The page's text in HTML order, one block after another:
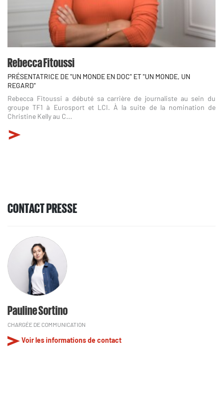
Rebecca Fitoussi
PRÉSENTATRICE DE "UN MONDE EN DOC" ET "UN MONDE, UN
REGARD"
Rebecca Fitoussi a débuté sa carrière de journaliste au sein du
groupe TF1 à Eurosport et LCI. À la suite de la nomination de
Christine Kelly au C...
CONTACT PRESSE
Pauline Sortino
CHARGÉE DE COMMUNICATION
Voir les informations de contact